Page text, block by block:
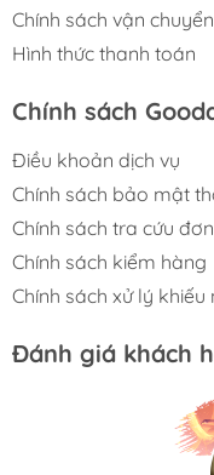
Chính sách vận chuyển
Hình thức thanh toán
Chính sách
Điều khoản dịch vụ
Chính sách bảo mật
Chính sách tra cứu
Chính sách kiểm hàng
Chính sách xử lý khiếu
Đánh giá khách